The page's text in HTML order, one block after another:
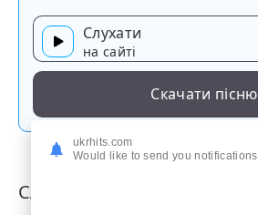
Слухати
на сайті
Скачати пісню
Слова пісні
ukrhits.com
Would like to send you notifications